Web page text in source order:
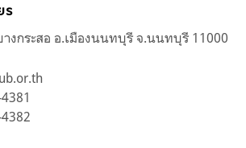
ร
งกระสอ อ.เมืองนนทบุรี จ.นนทบุรี 11000